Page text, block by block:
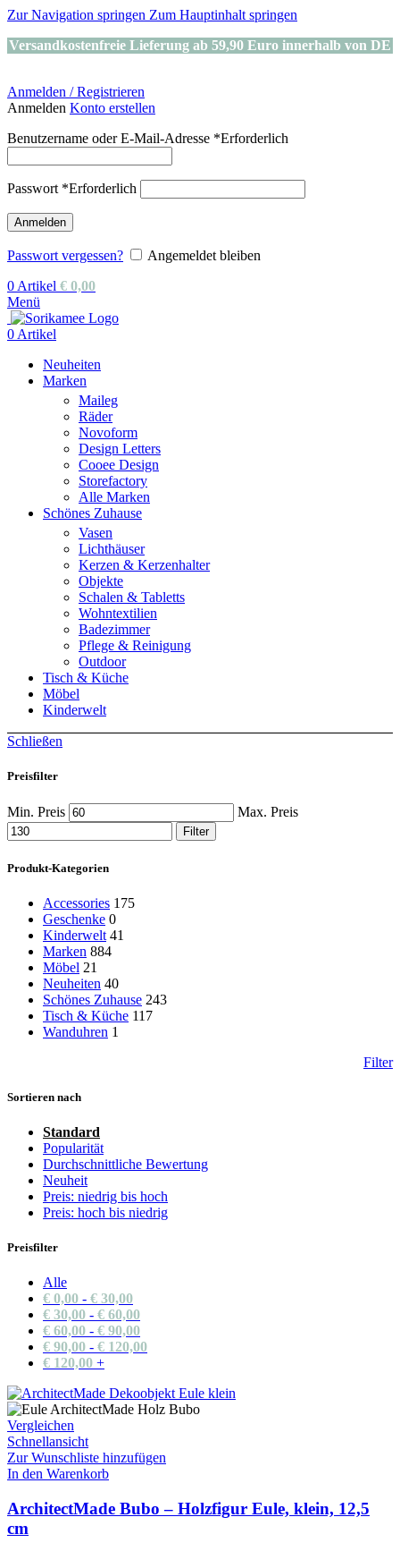
Zur Navigation springen Zum Hauptinhalt springen
Versandkostenfreie Lieferung ab 59,90 Euro innerhalb von DE
Anmelden / Registrieren
Anmelden Konto erstellen
Benutzername oder E-Mail-Adresse *Erforderlich
Passwort *Erforderlich
Anmelden
Passwort vergessen?
Angemeldet bleiben
0 Artikel € 0,00
Menü
0 Artikel
Neuheiten
Marken
Maileg
Räder
Novoform
Design Letters
Cooee Design
Storefactory
Alle Marken
Schönes Zuhause
Vasen
Lichthäuser
Kerzen & Kerzenhalter
Objekte
Schalen & Tabletts
Wohntextilien
Badezimmer
Pflege & Reinigung
Outdoor
Tisch & Küche
Möbel
Kinderwelt
Schließen
Preisfilter
Min. Preis Max. Preis
Filter
Produkt-Kategorien
Accessories 175
Geschenke 0
Kinderwelt 41
Marken 884
Möbel 21
Neuheiten 40
Schönes Zuhause 243
Tisch & Küche 117
Wanduhren 1
Filter
Sortieren nach
Standard
Popularität
Durchschnittliche Bewertung
Neuheit
Preis: niedrig bis hoch
Preis: hoch bis niedrig
Preisfilter
Alle
€ 0,00 - € 30,00
€ 30,00 - € 60,00
€ 60,00 - € 90,00
€ 90,00 - € 120,00
€ 120,00 +
Vergleichen
Schnellansicht
Zur Wunschliste hinzufügen
In den Warenkorb
ArchitectMade Bubo – Holzfigur Eule, klein, 12,5
cm